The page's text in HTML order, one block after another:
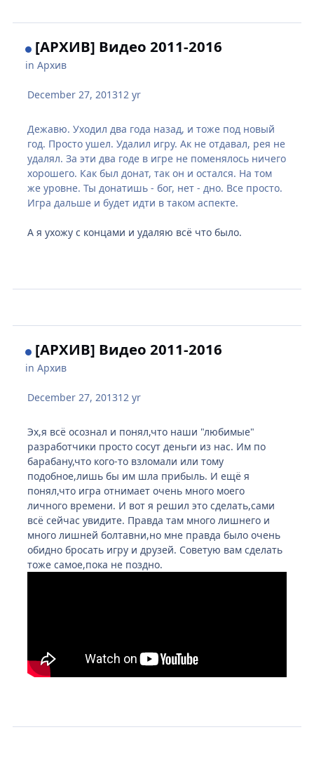
[АРХИВ] Видео 2011-2016
inАрхив
December 27, 201312 yr
Дежавю. Уходил два года назад, и тоже под новый
год. Просто ушел. Удалил игру. Ак не отдавал, рея не
удалял. За эти два годе в игре не поменялось ничего
хорошего. Как был донат, так он и остался. На том
же уровне. Ты донатишь - бог, нет - дно. Все просто.
Игра дальше и будет идти в таком аспекте.
А я ухожу с концами и удаляю всё что было.
[АРХИВ] Видео 2011-2016
inАрхив
December 27, 201312 yr
Эх,я всё осознал и понял,что наши "любимые"
разработчики просто сосут деньги из нас. Им по
барабану,что кого-то взломали или тому
подобное,лишь бы им шла прибыль. И ещё я
понял,что игра отнимает очень много моего
личного времени. И вот я решил это сделать,сами
всё сейчас увидите. Правда там много лишнего и
много лишней болтавни,но мне правда было очень
обидно бросать игру и друзей. Советую вам сделать
тоже самое,пока не поздно.